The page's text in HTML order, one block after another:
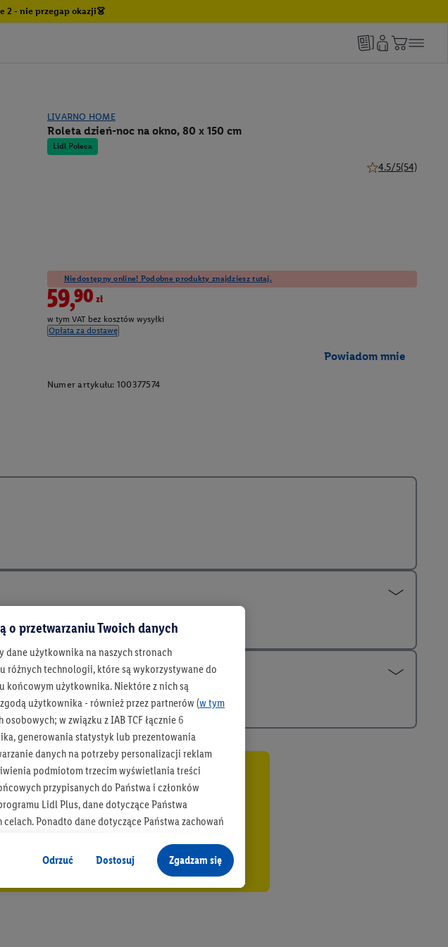
2 - nie przegap okazji👗
LIVARNO HOME
Roleta dzień-noc na okno, 80 x 150 cm
Lidl Poleca
4.5/5(54)
Niedostępny online! Podobne produkty znajdziesz tutaj.
59,90zł
w tym VAT bez kosztów wysyłki
Opłata za dostawę
Powiadom mnie
Numer artykułu: 100377574
na bieżąco
Otrzymuj newsletter Lidla
Zapisz się!
o przetwarzaniu Twoich danych
użytkownika na naszych stronach
różnych technologii, które są wykorzystywane do
użytkownika. Niektóre z nich są
użytkownika - również przez partnerów (w tym
w związku z IAB TCF łącznie 6
generowania statystyk lub prezentowania
danych na potrzeby personalizacji reklam
podmiotom trzecim wyświetlania treści
przypisanych do Państwa i członków
Lidl Plus, dane dotyczące Państwa
Ponadto dane dotyczące Państwa zachowań
danych
które są również wzbogacane o dane z innych
Odrzuć Dostosuj Zgadzam się